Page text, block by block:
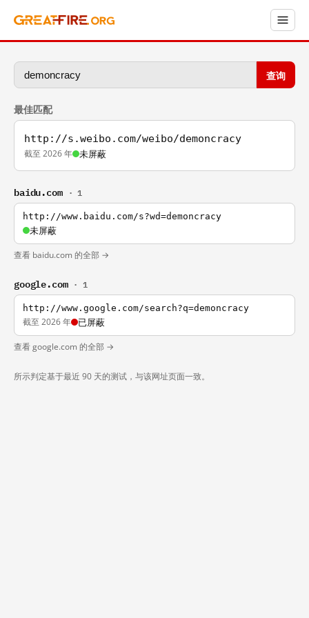
查询
最佳匹配
http://s.weibo.com/weibo/demoncracy
截至 2026 年 未屏蔽
baidu.com · 1
http://www.baidu.com/s?wd=demoncracy
未屏蔽
查看 baidu.com 的全部 →
google.com · 1
http://www.google.com/search?q=demoncracy
截至 2026 年 已屏蔽
查看 google.com 的全部 →
所示判定基于最近 90 天的测试，与该网址页面一致。